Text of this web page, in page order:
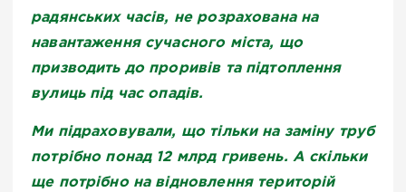
радянських часів, не розрахована на
навантаження сучасного міста, що
призводить до проривів та підтоплення
вулиць під час опадів.
Ми підраховували, що тільки на заміну труб
потрібно понад 12 млрд гривень. А скільки
ще потрібно на відновлення територій